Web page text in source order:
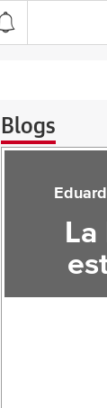
Blogs